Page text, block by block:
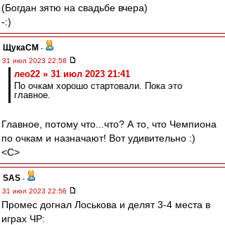
(Богдан зятю на свадьбе вчера)
-:)
ЩукаСМ -
31 июл 2023 22:58
лео22 » 31 июл 2023 21:41
По очкам хорошо стартовали. Пока это
главное.
Главное, потому что...что? А то, что Чемпиона
по очкам и назначают! Вот удивительно :)
<C>
SAS -
31 июл 2023 22:56
Промес догнал Лоськова и делят 3-4 места в
играх ЧР: